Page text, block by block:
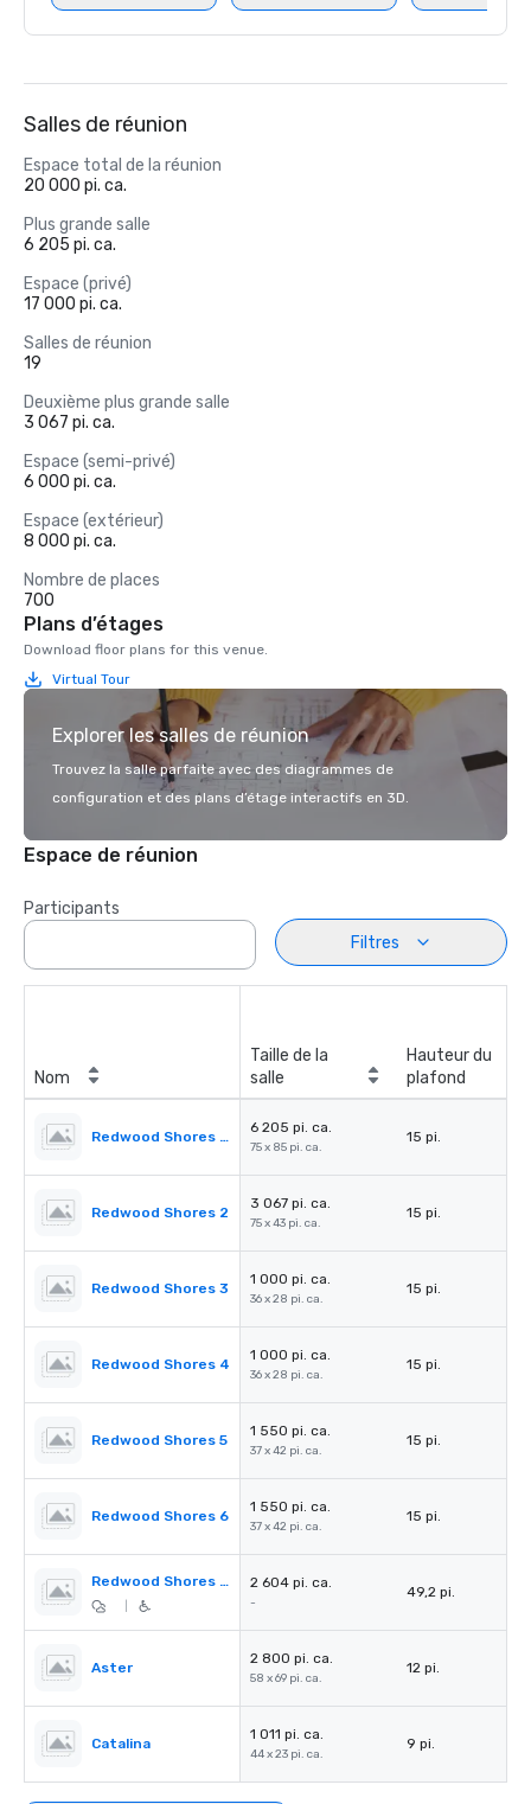
Salles de réunion
Espace total de la réunion
20 000 pi. ca.
Plus grande salle
6 205 pi. ca.
Espace (privé)
17 000 pi. ca.
Salles de réunion
19
Deuxième plus grande salle
3 067 pi. ca.
Espace (semi-privé)
6 000 pi. ca.
Espace (extérieur)
8 000 pi. ca.
Nombre de places
700
Plans d’étages
Download floor plans for this venue.
Virtual Tour
Explorer les salles de réunion
Trouvez la salle parfaite avec des diagrammes de
configuration et des plans d’étage interactifs en 3D.
Espace de réunion
Participants
Filtres
Nom
Taille de la
salle
Hauteur du
plafond
Redwood Shores Ballroom
6 205 pi. ca.
75 x 85 pi. ca.
15 pi.
Redwood Shores 2
3 067 pi. ca.
75 x 43 pi. ca.
15 pi.
Redwood Shores 3
1 000 pi. ca.
36 x 28 pi. ca.
15 pi.
Redwood Shores 4
1 000 pi. ca.
36 x 28 pi. ca.
15 pi.
Redwood Shores 5
1 550 pi. ca.
37 x 42 pi. ca.
15 pi.
Redwood Shores 6
1 550 pi. ca.
37 x 42 pi. ca.
15 pi.
Redwood Shores Pre-Function 2 604 pi. ca.
-
49,2 pi.
Aster
2 800 pi. ca.
58 x 69 pi. ca.
12 pi.
Catalina
1 011 pi. ca.
44 x 23 pi. ca.
9 pi.